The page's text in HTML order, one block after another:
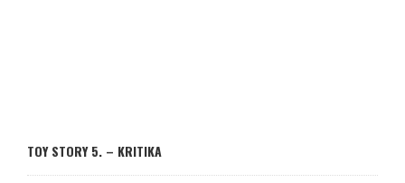
TOY STORY 5. – KRITIKA